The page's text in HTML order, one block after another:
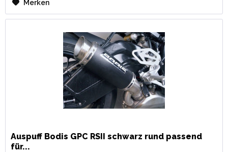
Merken
Auspuff Bodis GPC RSII schwarz rund passend
für...